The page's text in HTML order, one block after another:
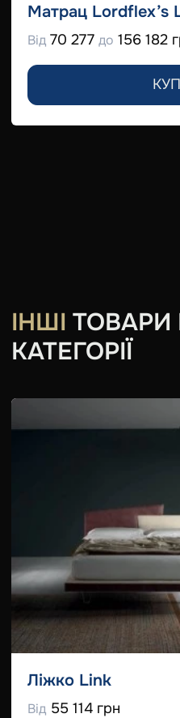
Матрац Lordflex’s
Від 70 277 до 156 182
ІНШІ ТОВАРИ
КАТЕГОРІЇ
Ліжко Link
Від 55 114 грн